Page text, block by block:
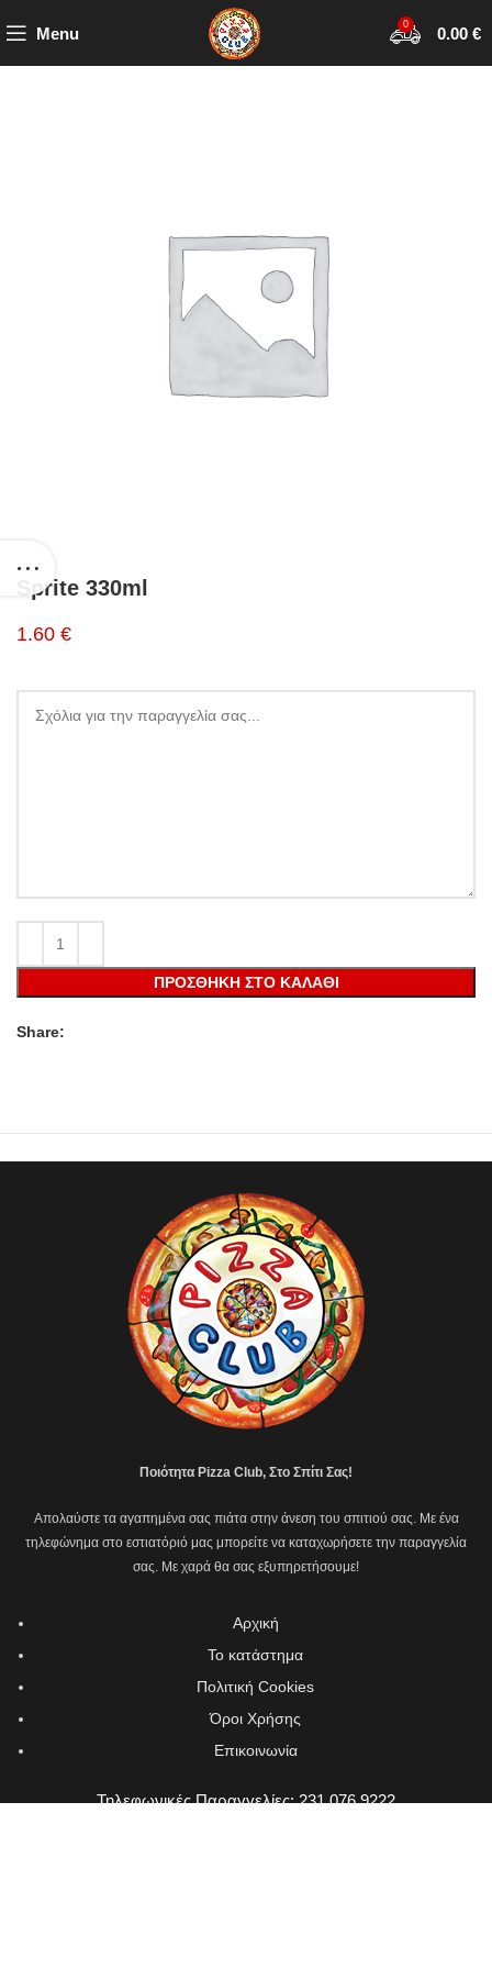
Menu 0 0.00 €
Sprite 330ml
1.60 €
ΠΡΟΣΘΉΚΗ ΣΤΟ ΚΑΛΆΘΙ
Share:
Ποιότητα Pizza Club, Στο Σπίτι Σας!
Απολαύστε τα αγαπημένα σας πιάτα στην άνεση του σπιτιού σας. Με ένα
τηλεφώνημα στο εστιατόριό μας μπορείτε να καταχωρήσετε την παραγγελία
σας. Με χαρά θα σας εξυπηρετήσουμε!
Αρχική
Το κατάστημα
Πολιτική Cookies
Όροι Χρήσης
Επικοινωνία
Τηλεφωνικές Παραγγελίες: 231 076 9222